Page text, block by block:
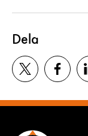
Dela